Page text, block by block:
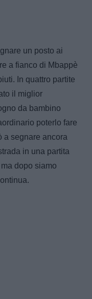
un posto ai
a fianco di Mbappè
In quattro partite
il miglior
da bambino
poterlo fare
a segnare ancora
in una partita
dopo siamo